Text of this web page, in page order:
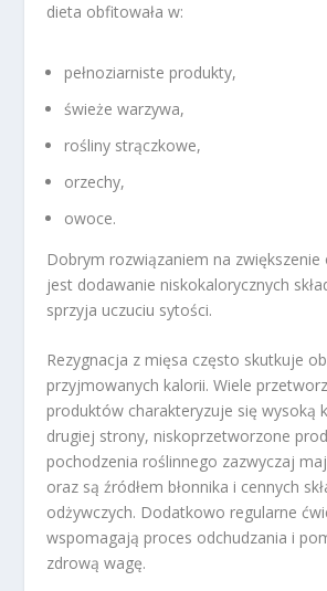
dieta obfitowała w:
pełnoziarniste produkty,
świeże warzywa,
rośliny strączkowe,
orzechy,
owoce.
Dobrym rozwiązaniem na
jest dodawanie niskokalorycznych
sprzyja uczuciu sytości.
Rezygnacja z mięsa często skutkuje
przyjmowanych kalorii. Wiele
produktów charakteryzuje się wysoką
drugiej strony, niskoprzetworzone
pochodzenia roślinnego zazwyczaj
oraz są źródłem błonnika i cennych
odżywczych. Dodatkowo regularne
wspomagają proces odchudzania i
zdrową wagę.